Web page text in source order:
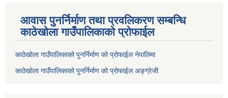
आवास पुनर्निर्माण तथा प्रवलिकरण सम्बन्धि
काठेखोला गाउँपालिकाको प्रोफाईल
काठेखोला गाउँपालिकाको पुनर्निर्माण को प्रोफाईल नेपालिमा
काठेखोला गाउँपालिकाको पुनर्निर्माण को प्रोफाईल अङ्ग्रेजी